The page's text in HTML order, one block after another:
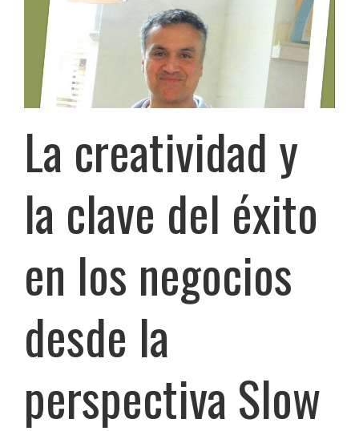
La creatividad y
la clave del éxito
en los negocios
desde la
perspectiva Slow